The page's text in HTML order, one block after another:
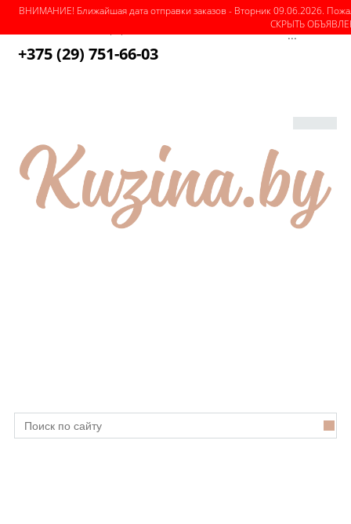
Доставка ...
+375 (29) 751-66-03
ВНИМАНИЕ! Ближайшая дата отправки заказов - Вторник 09.06.2026.
СКРЫТЬ